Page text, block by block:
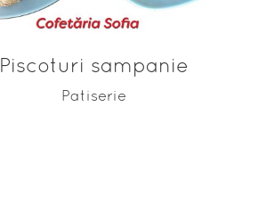
Piscoturi sampanie
Patiserie